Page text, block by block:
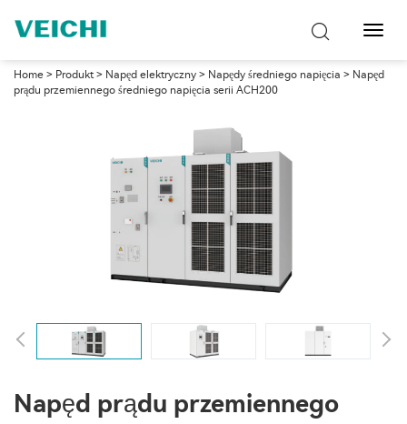
Home > Produkt> Napęd elektryczny > Napędy średniego napięcia > Napęd
prądu przemiennego średniego napięcia serii ACH200
Napęd prądu przemiennego